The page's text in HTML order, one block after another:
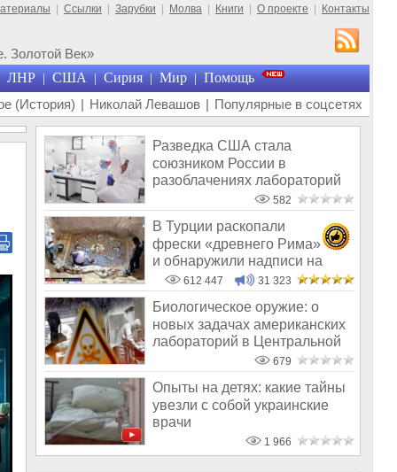
Ссылки Зарубки Молва Книги О проекте Контакты
Золотой Век»
ЛНР | США | Сирия | Мир | Помощь
(История) | Николай Левашов | Популярные в соцсетях
Разведка США стала
союзником России в
разоблачениях лабораторий
582
В Турции раскопали
фрески «древнего Рима»
и обнаружили надписи на
Русском!
612 447 31 323
Биологическое оружие: о
новых задачах американских
лабораторий в Центральной
679
Опыты на детях: какие тайны
увезли с собой украинские
врачи
1 966